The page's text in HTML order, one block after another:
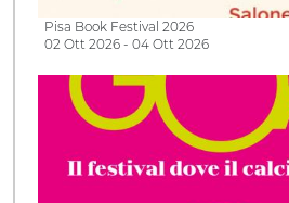
Pisa Book Festival 2026
02 Ott 2026 - 04 Ott 2026